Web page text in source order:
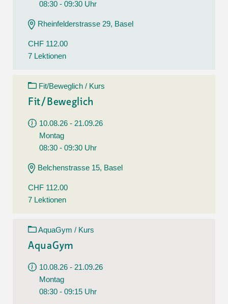
08:30 - 09:30 Uhr
Rheinfelderstrasse 29, Basel
CHF 112.00
7 Lektionen
Fit/Beweglich / Kurs
Fit/Beweglich
10.08.26 - 21.09.26
Montag
08:30 - 09:30 Uhr
Belchenstrasse 15, Basel
CHF 112.00
7 Lektionen
AquaGym / Kurs
AquaGym
10.08.26 - 21.09.26
Montag
08:30 - 09:15 Uhr